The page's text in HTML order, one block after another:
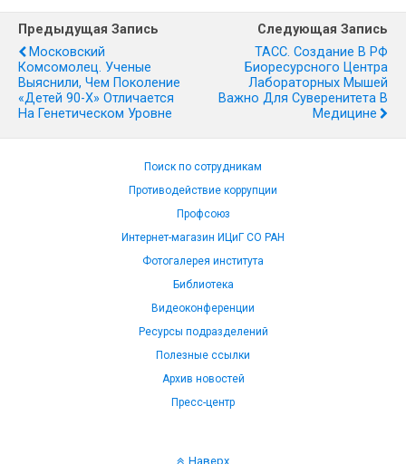
Предыдущая Запись
Московский
Комсомолец. Ученые
Выяснили, Чем Поколение
«детей 90-Х» Отличается
На Генетическом Уровне
Следующая Запись
ТАСС. Создание В РФ
Биоресурсного Центра
Лабораторных Мышей
Важно Для Суверенитета В
Медицине
Поиск по сотрудникам
Противодействие коррупции
Профсоюз
Интернет-магазин ИЦиГ СО РАН
Фотогалерея института
Библиотека
Видеоконференции
Ресурсы подразделений
Полезные ссылки
Архив новостей
Пресс-центр
Наверх